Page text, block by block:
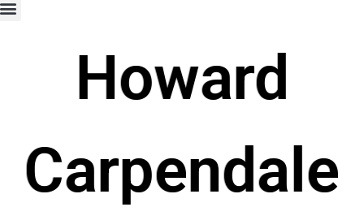
Howard
Carpendale